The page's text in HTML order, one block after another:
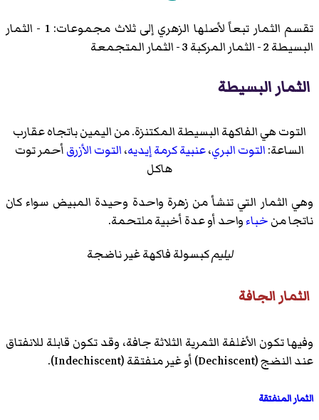
تقسم الثمار تبعاً لأصلها الزهري إلى ثلاث مجموعات: 1 - الثمار
البسيطة 2 - الثمار المركبة 3 - الثمار المتجمعة
الثمار البسيطة
التوت هي الفاكهة البسيطة المكتنزة. من اليمين باتجاه عقارب
الساعة:التوت البري،عنبية كرمة إيديه،التوت الأزرقأحمرتوت
هاكل
وهي الثمار التي تنشأ من زهرة واحدة وحيدة المبيض سواء كان
ناتجا منخباءواحد أو عدة أخبية ملتحمة.
ليليمكبسولة فاكهة غير ناضجة
الثمار الجافة
وفيها تكون الأغلفة الثمرية الثلاثة جافة، وقد تكون قابلة للانفتاق
عند النضج (Dechiscent)‏ أو غير منفتقة (Indechiscent
)‏.
الثمار المنفتقة